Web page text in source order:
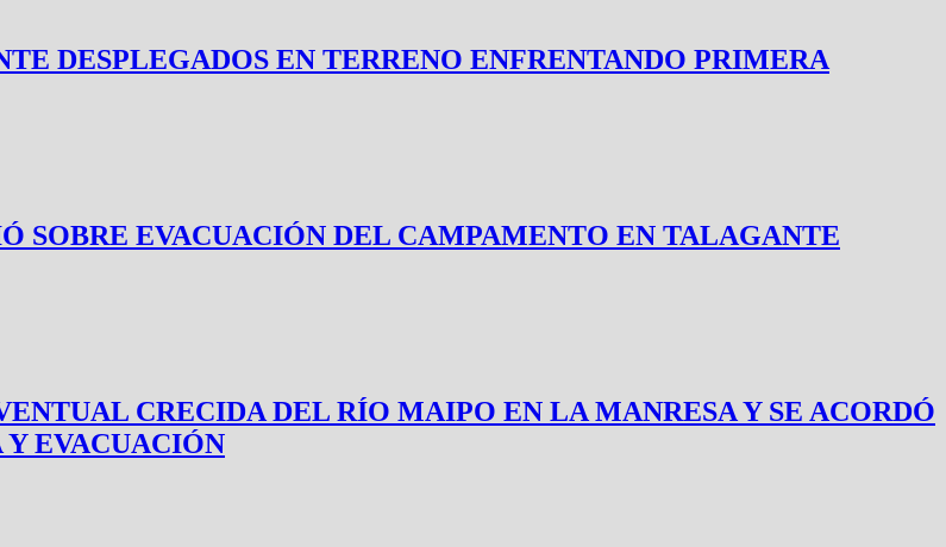
DESPLEGADOS EN TERRENO ENFRENTANDO PRIMERA
SOBRE EVACUACIÓN DEL CAMPAMENTO EN TALAGANTE
CRECIDA DEL RÍO MAIPO EN LA MANRESA Y SE ACORDÓ
EVACUACIÓN